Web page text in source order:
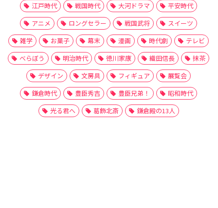
江戸時代 戦国時代 大河ドラマ
平安時代
アニメ
ロングセラー 戦国武将
スイーツ
雑学
お菓子 幕末 漫画 時代劇
テレビ
べらぼう
明治時代 徳川家康 織田信長
抹茶
デザイン
文房具 フィギュア
展覧会
鎌倉時代
豊臣秀吉 豊臣兄弟！
昭和時代
光る君へ
葛飾北斎 鎌倉殿の13人